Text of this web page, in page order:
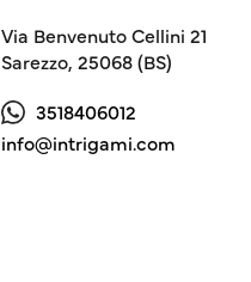
Via Benvenuto Cellini 21
Sarezzo, 25068 (BS)
3518406012
info@intrigami.com